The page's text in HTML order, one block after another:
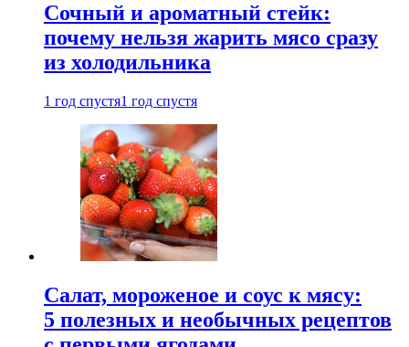
Сочный и ароматный стейк:
почему нельзя жарить мясо сразу
из холодильника
1 год спустя1 год спустя
Салат, мороженое и соус к мясу:
5 полезных и необычных рецептов